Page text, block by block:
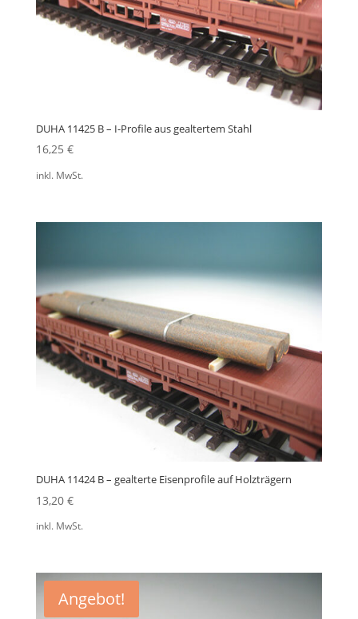
DUHA 11425 B – I-Profile aus gealtertem Stahl
16,25 €
inkl. MwSt.
DUHA 11424 B – gealterte Eisenprofile auf Holzträgern
13,20 €
inkl. MwSt.
Angebot!